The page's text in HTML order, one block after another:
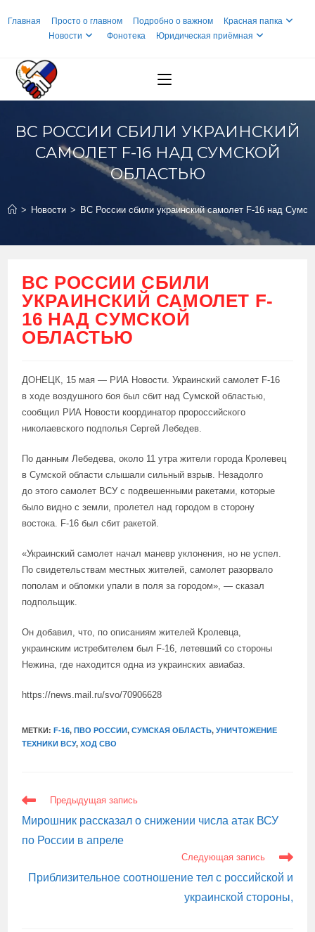
Главная Просто о главном Подробно о важном
Красная папка
Новости
Фонотека Юридическая приёмная
ВС РОССИИ СБИЛИ УКРАИНСКИЙ
САМОЛЕТ F-16 НАД СУМСКОЙ
ОБЛАСТЬЮ
> Новости > ВС России сбили украинский самолет F-16 над
ВС РОССИИ СБИЛИ
УКРАИНСКИЙ САМОЛЕТ F-
16 НАД СУМСКОЙ
ОБЛАСТЬЮ
ДОНЕЦК, 15 мая — РИА Новости. Украинский самолет F-16
в ходе воздушного боя был сбит над Сумской областью,
сообщил РИА Новости координатор пророссийского
николаевского подполья Сергей Лебедев.
По данным Лебедева, около 11 утра жители города Кролевец
в Сумской области слышали сильный взрыв. Незадолго
до этого самолет ВСУ с подвешенными ракетами, которые
было видно с земли, пролетел над городом в сторону
востока. F-16 был сбит ракетой.
«Украинский самолет начал маневр уклонения, но не успел.
По свидетельствам местных жителей, самолет разорвало
пополам и обломки упали в поля за городом», — сказал
подпольщик.
Он добавил, что, по описаниям жителей Кролевца,
украинским истребителем был F-16, летевший со стороны
Нежина, где находится одна из украинских авиабаз.
https://news.mail.ru/svo/70906628
МЕТКИ:F-16, ПВО РОССИИ, СУМСКАЯ ОБЛАСТЬ, УНИЧТОЖЕНИЕ
ТЕХНИКИ ВСУ, ХОД СВО
ЕЩЕ
СТАТЬИ
Предыдущая запись
Мирошник рассказал о снижении числа атак ВСУ
по России в апреле
Следующая запись
Приблизительное соотношение тел с российской и
украинской стороны,